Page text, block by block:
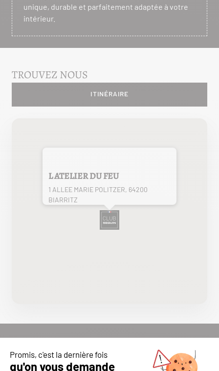
unique, durable et parfaitement adaptée à votre
intérieur.
TROUVEZ NOUS
ITINÉRAIRE
L ATELIER DU FEU
1 ALLEE MARIE POLITZER, 64200
BIARRITZ
DÉCOUVREZ NOS COUPS DE